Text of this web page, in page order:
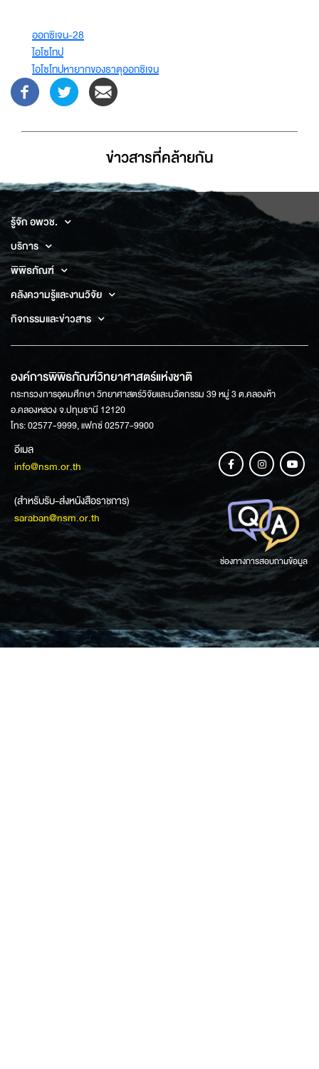
ออกซิเจน-28
ไอโซโทป
ไอโซโทปหายากของธาตุออกซิเจน
ข่าวสารที่่คล้ายกัน
รู้จัก อพวช.
บริการ
พิพิธภัณฑ์
คลังความรู้และงานวิจัย
กิจกรรมและข่าวสาร
องค์การพิพิธภัณฑ์วิทยาศาสตร์แห่งชาติ
กระทรวงการอุดมศึกษา วิทยาศาสตร์วิจัยและนวัตกรรม 39 หมู่ 3 ต.คลองห้า
อ.คลองหลวง จ.ปทุมธานี 12120
โทร: 02577-9999, แฟกซ์ 02577-9900
อีเมล
info@nsm.or.th
(สำหรับรับ-ส่งหนังสือราชการ)
saraban@nsm.or.th
ช่องทางการสอบถามข้อมูล